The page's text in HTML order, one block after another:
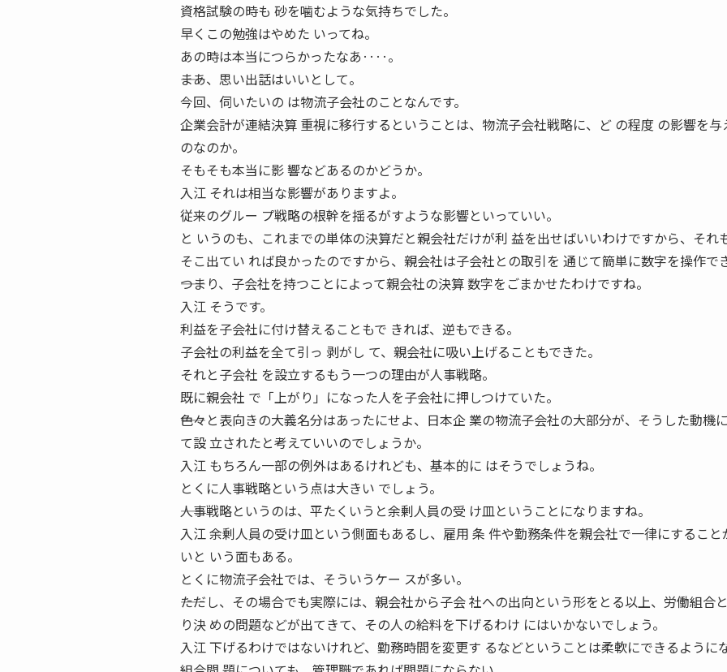
資格試験の時も 砂を噛むような気持ちでした。
早くこの勉強はやめた いってね。
あの時は本当につらかったなあ‥‥。
――まあ、思い出話はいいとして。
今回、伺いたいの は物流子会社のことなんです。
企業会計が連結決算 重視に移行するということは、物流子会社戦略に、ど の程度 の影響を与
のなのか。
そもそも本当に影 響などあるのかどうか。
入江 それは相当な影響がありますよ。
従来のグルー プ戦略の根幹を揺るがすような影響といっていい。
と いうのも、これまでの単体の決算だと親会社だけが利 益を出せばいいわけですから、それ
そこ出てい れば良かったのですから、親会社は子会社との取引を 通じて簡単に数字を操作で
――つまり、子会社を持つことによって親会社の決算 数字をごまかせたわけですね。
入江 そうです。
利益を子会社に付け替えることもで きれば、逆もできる。
子会社の利益を全て引っ 剥がし て、親会社に吸い上げることもできた。
それと子会社 を設立するもう一つの理由が人事戦略。
既に親会社 で「上がり」になった人を子会社に押しつけていた。
――色々と表向きの大義名分はあったにせよ、日本企 業の物流子会社の大部分が、そうした動機
て設 立されたと考えていいのでしょうか。
入江 もちろん一部の例外はあるけれども、基本的に はそうでしょうね。
とくに人事戦略という点は大きい でしょう。
――人事戦略というのは、平たくいうと余剰人員の受 け皿ということになりますね。
入江 余剰人員の受け皿という側面もあるし、雇用 条 件や勤務条件を親会社で一律にすること
いと いう面もある。
とくに物流子会社では、そういうケー スが多い。
――ただし、その場合でも実際には、親会社から子会 社への出向という形をとる以上、労働組合
り決 めの問題などが出てきて、その人の給料を下げるわけ にはいかないでしょう。
入江 下げるわけではないけれど、勤務時間を変更す るなどということは柔軟にできるように